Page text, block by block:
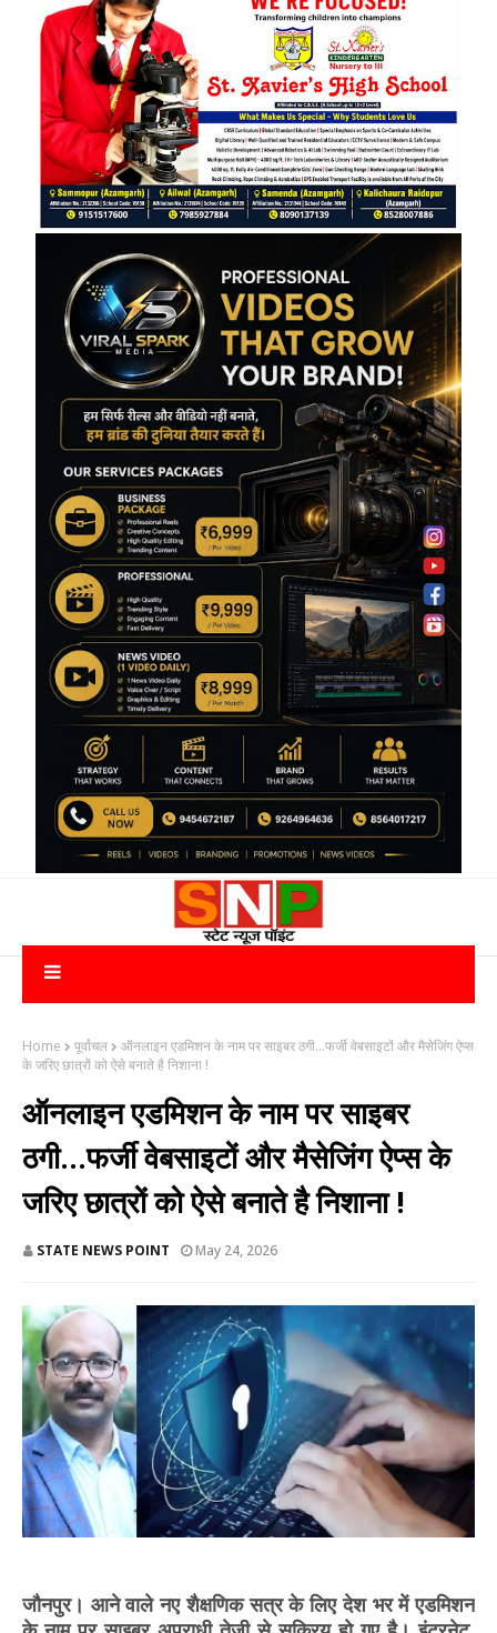
Home पूर्वांचल
ऑनलाइन एडमिशन के नाम पर साइबर ठगी...​फर्जी वेबसाइटों और मैसेजिंग ऐप्स
के जरिए छात्रों को ऐसे बनाते है निशाना !
ऑनलाइन एडमिशन के नाम पर साइबर
ठगी...​फर्जी वेबसाइटों और मैसेजिंग ऐप्स के
जरिए छात्रों को ऐसे बनाते है निशाना !
STATE NEWS POINT May 24, 2026
​जौनपुर। आने वाले नए शैक्षणिक सत्र के लिए देश भर में एडमिशन